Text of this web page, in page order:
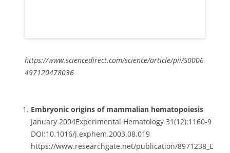
https://www.sciencedirect.com/science/article/pii/S0006
497120478036
Embryonic origins of mammalian hematopoiesis
January 2004Experimental Hematology 31(12):1160-9
DOI:10.1016/j.exphem.2003.08.019
https://www.researchgate.net/publication/8971238_E